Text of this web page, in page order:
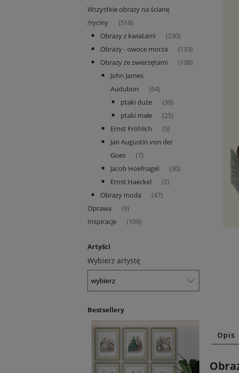
Wszystkie obrazy na ścianę
/ryciny
(518)
Obrazy z kwiatami (230)
Obrazy - owoce morza (133)
Obrazy ze zwierzętami (108)
John James
Audubon
(64)
ptaki duże (39)
ptaki małe (25)
Ernst Fröhlich (5)
Jan Augustin von der
Goes
(7)
Jacob Hoefnagel (30)
Ernst Haeckel (2)
Obrazy moda (47)
Oprawa (9)
Inspiracje (109)
Artyści
Wybierz artystę
Bestsellery
Opis